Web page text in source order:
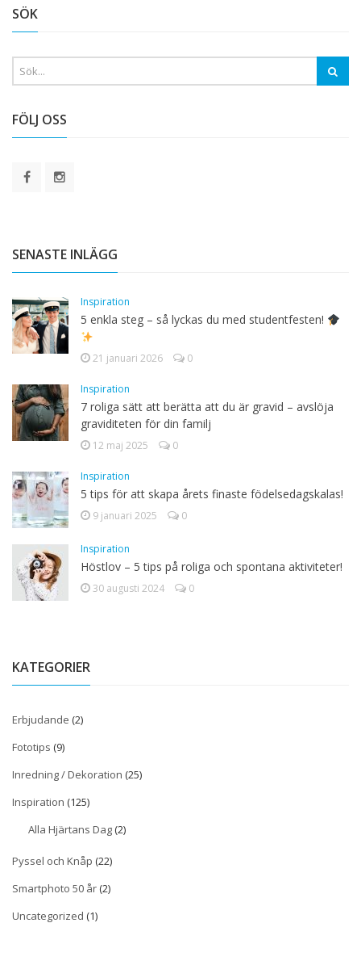
SÖK
FÖLJ OSS
SENASTE INLÄGG
Inspiration
5 enkla steg – så lyckas du med studentfesten!
21 januari 2026 0
Inspiration
7 roliga sätt att berätta att du är gravid – avslöja
graviditeten för din familj
12 maj 2025 0
Inspiration
5 tips för att skapa årets finaste födelsedagskalas!
9 januari 2025 0
Inspiration
Höstlov – 5 tips på roliga och spontana aktiviteter!
30 augusti 2024 0
KATEGORIER
Erbjudande (2)
Fototips (9)
Inredning / Dekoration (25)
Inspiration (125)
Alla Hjärtans Dag(2)
Pyssel och Knåp (22)
Smartphoto 50 år(2)
Uncategorized (1)